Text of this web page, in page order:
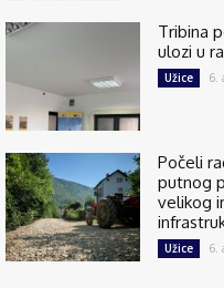
Tribina
ulozi u
Užice 6.
Počeli
putnog
velikog
Užice 6.